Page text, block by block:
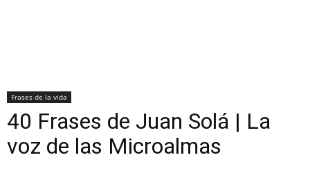
Frases de la vida
40 Frases de Juan Solá | La
voz de las Microalmas